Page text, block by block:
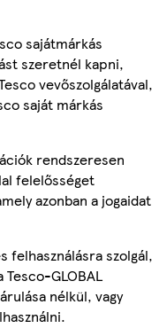
sajátmárkás
szeretnél kapni,
vevőszolgálatával,
saját márkás
rendszeresen
felelősséget
azonban a jogaidat
felhasználásra szolgál,
GLOBAL
nélkül, vagy